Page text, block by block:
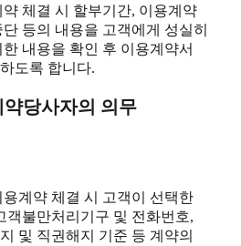
체결 시 할부기간, 이용계약
등의 내용을 고객에게 성실히
내용을 확인 후 이용계약서
도록 합니다.
약당사자의 의무
계약 체결 시 고객이 선택한
객불만처리기구 및 전화번호,
및 직권해지 기준 등 계약의